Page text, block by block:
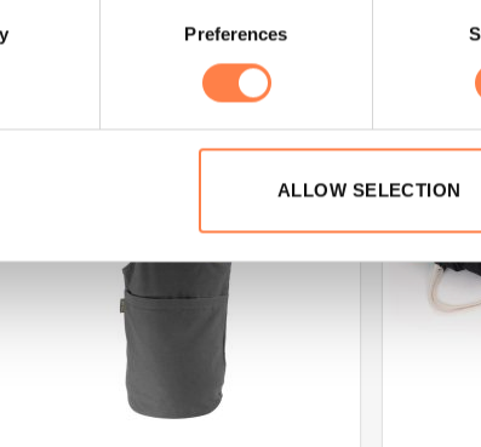
Preferences
ALLOW SELECTION